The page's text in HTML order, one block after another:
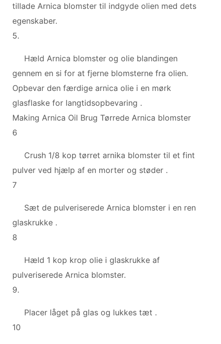
tillade Arnica blomster til indgyde olien med dets
egenskaber.
5.
Hæld Arnica blomster og olie blandingen
gennem en si for at fjerne blomsterne fra olien.
Opbevar den færdige arnica olie i en mørk
glasflaske for langtidsopbevaring .
Making Arnica Oil Brug Tørrede Arnica blomster
6
Crush 1/8 kop tørret arnika blomster til et fint
pulver ved hjælp af en morter og støder .
7
Sæt de pulveriserede Arnica blomster i en ren
glaskrukke .
8
Hæld 1 kop krop olie i glaskrukke af
pulveriserede Arnica blomster.
9.
Placer låget på glas og lukkes tæt .
10